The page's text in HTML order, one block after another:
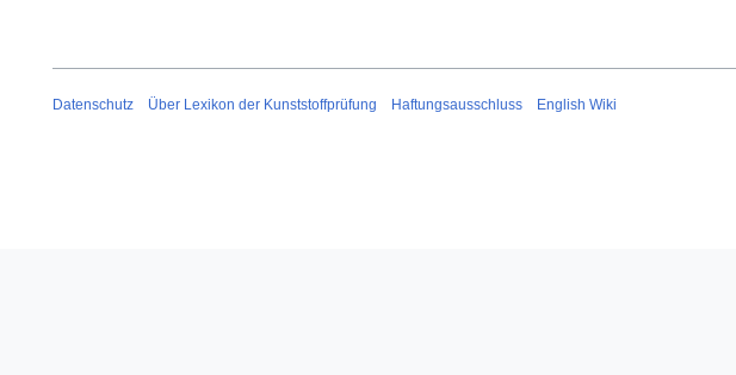
Datenschutz Über Lexikon der Kunststoffprüfung Haftungsausschluss English Wiki